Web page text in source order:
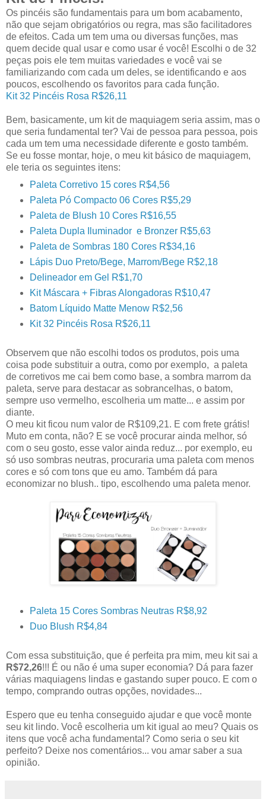
Os pincéis são fundamentais para um bom acabamento,
não que sejam obrigatórios ou regra, mas são facilitadores
de efeitos. Cada um tem uma ou diversas funções, mas
quem decide qual usar e como usar é você! Escolhi o de 32
peças pois ele tem muitas variedades e você vai se
familiarizando com cada um deles, se identificando e aos
poucos, escolhendo os favoritos para cada função.
Kit 32 Pincéis Rosa R$26,11
Bem, basicamente, um kit de maquiagem seria assim, mas o
que seria fundamental ter? Vai de pessoa para pessoa, pois
cada um tem uma necessidade diferente e gosto também.
Se eu fosse montar, hoje, o meu kit básico de maquiagem,
ele teria os seguintes itens:
Paleta Corretivo 15 cores R$4,56
Paleta Pó Compacto 06 Cores R$5,29
Paleta de Blush 10 Cores R$16,55
Paleta Dupla Iluminador e Bronzer R$5,63
Paleta de Sombras 180 Cores R$34,16
Lápis Duo Preto/Bege, Marrom/Bege R$2,18
Delineador em Gel R$1,70
Kit Máscara + Fibras Alongadoras R$10,47
Batom Líquido Matte Menow R$2,56
Kit 32 Pincéis Rosa R$26,11
Observem que não escolhi todos os produtos, pois uma
coisa pode substituir a outra, como por exemplo, a paleta
de corretivos me cai bem como base, a sombra marrom da
paleta, serve para destacar as sobrancelhas, o batom,
sempre uso vermelho, escolheria um matte... e assim por
diante.
O meu kit ficou num valor de R$109,21. E com frete grátis!
Muto em conta, não? E se você procurar ainda melhor, só
com o seu gosto, esse valor ainda reduz... por exemplo, eu
só uso sombras neutras, procuraria uma paleta com menos
cores e só com tons que eu amo. Também dá para
economizar no blush.. tipo, escolhendo uma paleta menor.
Paleta 15 Cores Sombras Neutras R$8,92
Duo Blush R$4,84
Com essa substituição, que é perfeita pra mim, meu kit sai a
R$72,26!!! É ou não é uma super economia? Dá para fazer
várias maquiagens lindas e gastando super pouco. E com o
tempo, comprando outras opções, novidades...
Espero que eu tenha conseguido ajudar e que você monte
seu kit lindo. Você escolheria um kit igual ao meu? Quais os
itens que você acha fundamental? Como seria o seu kit
perfeito? Deixe nos comentários... vou amar saber a sua
opinião.